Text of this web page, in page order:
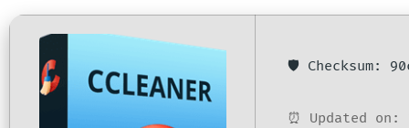
🛡️ Checksum:
⏰ Updated on: